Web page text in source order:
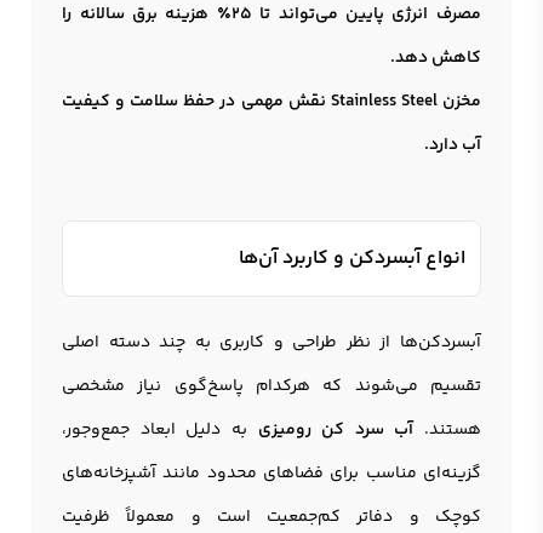
مصرف انرژی پایین می‌تواند تا 25٪ هزینه برق سالانه را
کاهش دهد.
مخزن Stainless Steel نقش مهمی در حفظ سلامت و کیفیت
آب دارد.
انواع آبسردکن و کاربرد آن‌ها
آبسردکن‌ها از نظر طراحی و کاربری به چند دسته اصلی
تقسیم می‌شوند که هرکدام پاسخ‌گوی نیاز مشخصی
هستند.آب سرد کن رومیزی به دلیل ابعاد جمع‌وجور،
گزینه‌ای مناسب برای فضاهای محدود مانند آشپزخانه‌های
کوچک و دفاتر کم‌جمعیت است و معمولاً ظرفیت